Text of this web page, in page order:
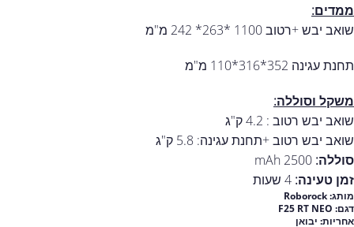
ממדים:
שואב יבש +רטוב 1100 *263* 242 מ"מ
תחנת עגינה 352*316*110 מ"מ
משקל וסוללה:
שואב יבש רטוב : 4.2 ק"ג
שואב יבש רטוב +תחנת עגינה: 5.8 ק"ג
סוללה: 2500 mAh
זמן טעינה: 4 שעות
מותג: Roborock
דגם: F25 RT NEO
אחריות: יבואן